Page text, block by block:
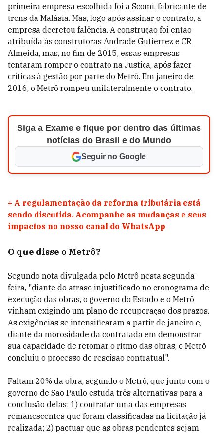
primeira empresa escolhida foi a Scomi, fabricante de
trens da Malásia. Mas, logo após assinar o contrato, a
empresa decretou falência. A construção foi então
atribuída às construtoras Andrade Gutierrez e CR
Almeida, mas, no fim de 2015, essas empresas
tentaram romper o contrato na Justiça, após fazer
críticas à gestão por parte do Metrô. Em janeiro de
2016, o Metrô rompeu unilateralmente o contrato.
Siga a Exame e fique por dentro das últimas
notícias do Brasil e do Mundo
Seguir no Google
+ A regulamentação da reforma tributária está
sendo discutida. Acompanhe as mudanças e seus
impactos no nosso canal do WhatsApp
O que disse o Metrô?
Segundo nota divulgada pelo Metrô nesta segunda-
feira, "diante do atraso injustificado no cronograma de
execução das obras, o governo do Estado e o Metrô
vinham exigindo um plano de recuperação dos prazos.
As exigências se intensificaram a partir de janeiro e,
diante da morosidade da contratada em demonstrar
sua capacidade de retomar o ritmo das obras, o Metrô
concluiu o processo de rescisão contratual".
Faltam 20% da obra, segundo o Metrô, que junto com o
governo de São Paulo estuda três alternativas para a
conclusão delas: 1) contratar uma das empresas
remanescentes que foram classificadas na licitação já
realizada; 2) pactuar que as obras pendentes sejam